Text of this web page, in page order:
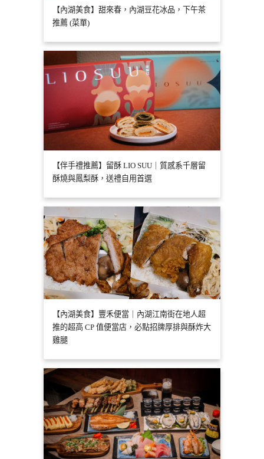
【內湖美食】甜來春，內湖豆花冰品，下午茶
推薦 (菜單)
【伴手禮推薦】留酥 LIO SUU｜質感系千層留
酥燒與鳳梨酥，送禮自用首選
【內湖美食】豐禾便當｜內湖江南街在地人超
推的超高 CP 值便當店，必點招牌厚排與酥炸大
雞腿